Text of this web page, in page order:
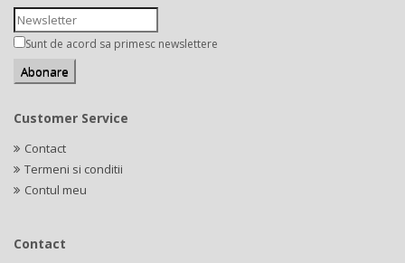
Sunt de acord sa primesc newslettere
Customer Service
Contact
Termeni si conditii
Contul meu
Contact